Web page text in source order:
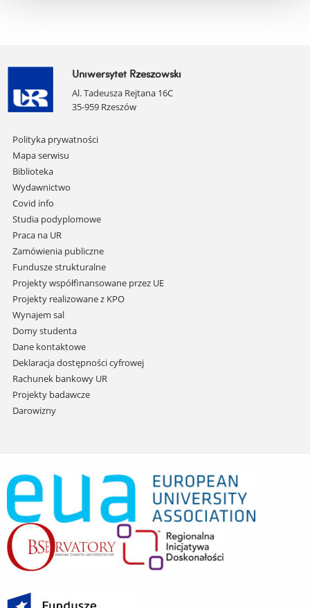
Uniwersytet Rzeszowski
Al. Tadeusza Rejtana 16C
35-959 Rzeszów
Pomiń
nawigację
i
przejdź
do
treści
Polityka prywatności
Mapa serwisu
Biblioteka
Wydawnictwo
Covid info
Studia podyplomowe
Praca na UR
Zamówienia publiczne
Fundusze strukturalne
Projekty współfinansowane przez UE
Projekty realizowane z KPO
Wynajem sal
Domy studenta
Dane kontaktowe
Deklaracja dostępności cyfrowej
Rachunek bankowy UR
Projekty badawcze
Darowizny